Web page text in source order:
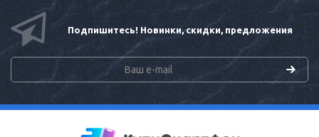
Подпишитесь! Новинки, скидки, предложения